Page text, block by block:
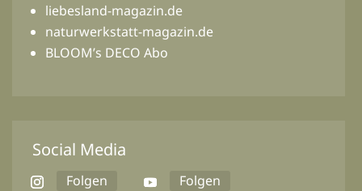
liebesland-magazin.de
naturwerkstatt-magazin.de
BLOOM’s DECO Abo
Social Media
Folgen
Folgen